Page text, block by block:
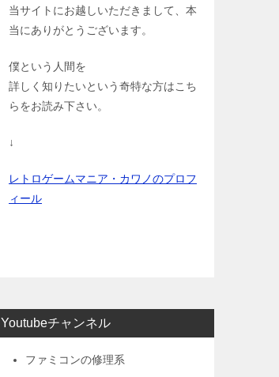
当サイトにお越しいただきまして、本
当にありがとうございます。
僕という人間を
詳しく知りたいという奇特な方はこち
らをお読み下さい。
↓
レトロゲームマニア・カワノのプロフ
ィール
Youtubeチャンネル
ファミコンの修理系